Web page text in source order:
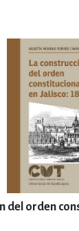
del orden